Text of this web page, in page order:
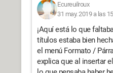
Ecureuilroux
31 may. 2019 a las
¡Aquí está lo que
títulos estaba bien
el menú Formato /
explica que al insertar